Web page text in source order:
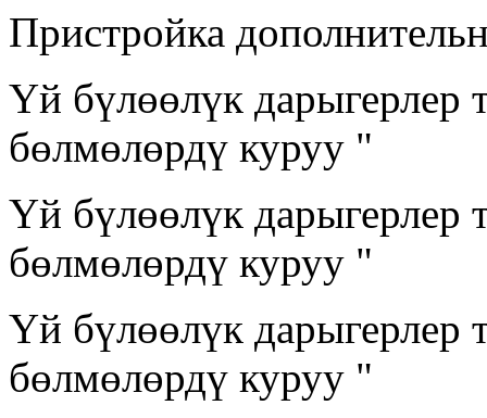
Пристройка
Үй бүлөөлүк дарыгерлер
бөлмөлөрдү куруу "
Үй бүлөөлүк дарыгерлер
бөлмөлөрдү куруу "
Үй бүлөөлүк дарыгерлер
бөлмөлөрдү куруу "